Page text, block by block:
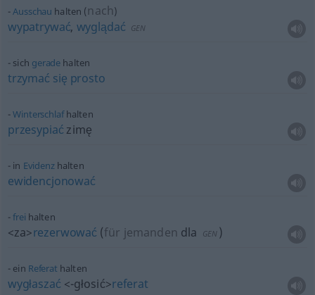
Ausschau halten (nach)
wypatrywać, wyglądać GEN
sich gerade halten
trzymać się prosto
Winterschlafhalten
przesypiać zimę
in Evidenzhalten
ewidencjonować
frei halten
<za>rezerwować (für jemanden dla GEN )
ein Referat halten
wygłaszać <-głosić>referat